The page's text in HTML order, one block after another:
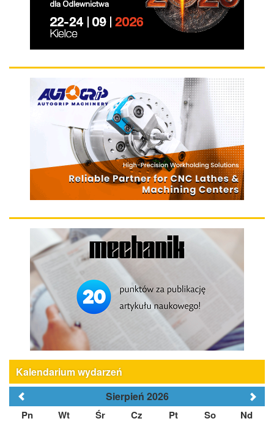
Kalendarium wydarzeń
Sierpień 2026
Pn Wt Śr Cz Pt So Nd